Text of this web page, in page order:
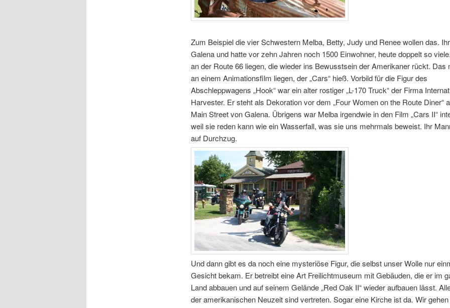
Zum Beispiel die vier Schwestern Melba, Betty, Judy und Renee wollen das.
Galena und hatte vor zehn Jahren noch 1500 Einwohner, heute doppelt so
an der Route 66 liegen, die wieder ins Bewusstsein der Amerikaner rückt. Das
an einem Animationsfilm liegen, der „Cars“ hieß. Vorbild für die Figur des
Abschleppwagens „Hook“ war ein alter rostiger „L-170 Truck“ der Firma
Harvester. Er steht als Dekoration vor dem „Four Women on the Route Diner“
Main Street von Galena. Übrigens war Melba irgendwie in den Film „Cars II“
weil sie reden kann wie ein Wasserfall, was sie uns mehrmals beweist. Ihr
auf Durchzug.
Und dann gibt es da noch eine mysteriöse Figur, die selbst unser Wolle nur
Gesicht bekam. Er betreibt eine Art Freilichtmuseum mit Gebäuden, die er im
Land abbauen und auf seinem Gelände „Red Oak II“ wieder aufbauen lässt.
der amerikanischen Neuzeit sind vertreten. Sogar eine Kirche ist da. Wir